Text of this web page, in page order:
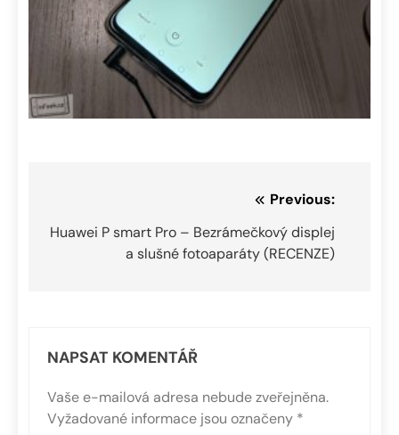
pro
příspěvek
Previous:
Huawei P smart Pro – Bezrámečkový displej
a slušné fotoaparáty (RECENZE)
NAPSAT KOMENTÁŘ
Vaše e-mailová adresa nebude zveřejněna.
Vyžadované informace jsou označeny *